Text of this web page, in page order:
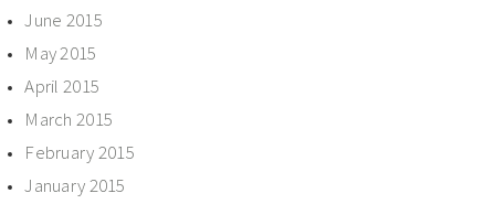
June 2015
May 2015
April 2015
March 2015
February 2015
January 2015